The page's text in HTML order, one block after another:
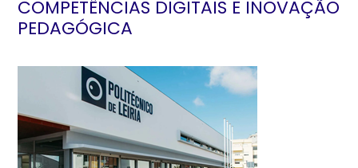
COMPETÊNCIAS DIGITAIS E INOVAÇÃO
PEDAGÓGICA